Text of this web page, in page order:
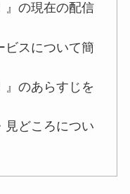
』の現在の配信
ビスについて簡
』のあらすじを
見どころについ